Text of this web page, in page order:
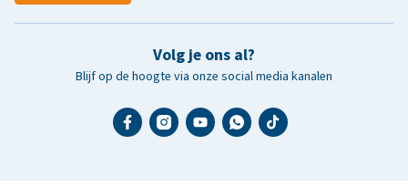
Volg je ons al?
Blijf op de hoogte via onze social media kanalen